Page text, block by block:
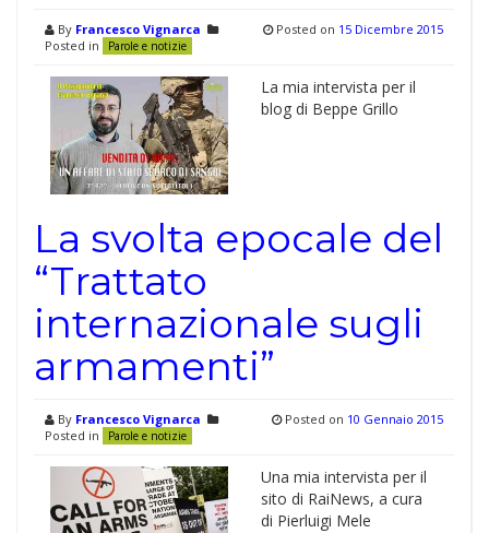
By Francesco Vignarca
Posted in
Parole e notizie
Posted on 15 Dicembre 2015
La mia intervista per il
blog di Beppe Grillo
La svolta epocale del
“Trattato
internazionale sugli
armamenti”
By Francesco Vignarca
Posted in
Parole e notizie
Posted on 10 Gennaio 2015
Una mia intervista per il
sito di RaiNews, a cura
di Pierluigi Mele